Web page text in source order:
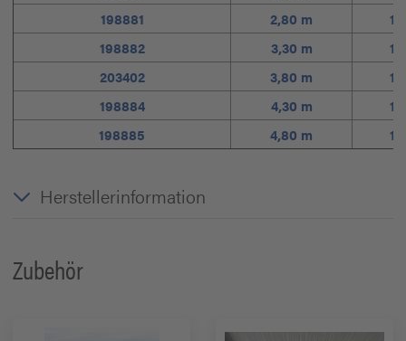
198881
2,80 m
198882
3,30 m
203402
3,80 m
198884
4,30 m
198885
4,80 m
Herstellerinformation
Zubehör